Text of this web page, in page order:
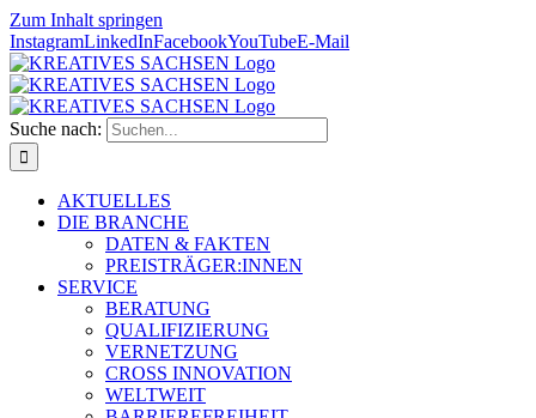
Zum Inhalt springen
InstagramLinkedInFacebookYouTubeE-Mail
Suche nach:
AKTUELLES
DIE BRANCHE
DATEN & FAKTEN
PREISTRÄGER:INNEN
SERVICE
BERATUNG
QUALIFIZIERUNG
VERNETZUNG
CROSS INNOVATION
WELTWEIT